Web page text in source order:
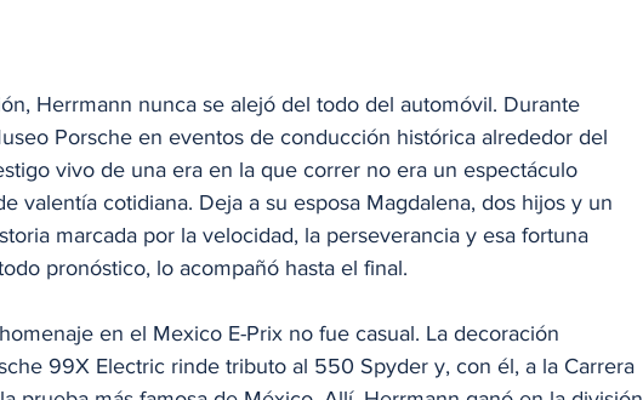
Herrmann nunca se alejó del todo del automóvil. Durante
Porsche en eventos de conducción histórica alrededor del
vivo de una era en la que correr no era un espectáculo
valentía cotidiana. Deja a su esposa Magdalena, dos hijos y un
marcada por la velocidad, la perseverancia y esa fortuna
pronóstico, lo acompañó hasta el final.
en el Mexico E-Prix no fue casual. La decoración
99X Electric rinde tributo al 550 Spyder y, con él, a la Carrera